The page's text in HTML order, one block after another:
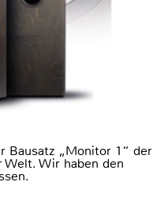
Bausatz „Monitor 1“ der
Welt. Wir haben den